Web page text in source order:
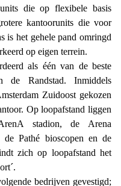
die op flexibele basis
kantoorunits die voor
is het gehele pand omringd
op eigen terrein.
als één van de beste
de Randstad. Inmiddels
Zuidoost gekozen
Op loopafstand liggen
stadion, de Arena
Pathé bioscopen en de
zich op loopafstand het
bedrijven gevestigd;